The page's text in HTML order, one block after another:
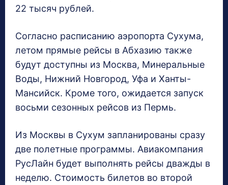
22 тысяч рублей.
Согласно расписанию аэропорта Сухума,
летом прямые рейсы в Абхазию также
будут доступны из Москва, Минеральные
Воды, Нижний Новгород, Уфа и Ханты-
Мансийск. Кроме того, ожидается запуск
восьми сезонных рейсов из Пермь.
Из Москвы в Сухум запланированы сразу
две полетные программы. Авиакомпания
РусЛайн будет выполнять рейсы дважды в
неделю. Стоимость билетов во второй